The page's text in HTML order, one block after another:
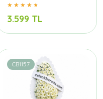
3.599 TL
CB1157